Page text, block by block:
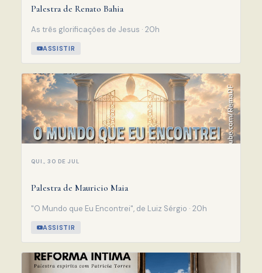
Palestra de Renato Bahia
As três glorificações de Jesus · 20h
ASSISTIR
QUI., 30 DE JUL
Palestra de Mauricio Maia
"O Mundo que Eu Encontrei", de Luiz Sérgio · 20h
ASSISTIR